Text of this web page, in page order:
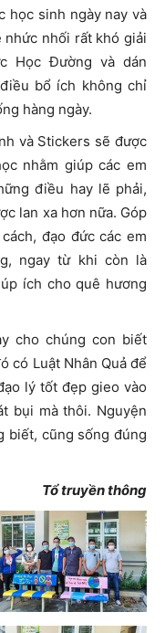
học sinh ngày nay và
nhối rất khó giải
Học Đường và dán
bổ ích không chỉ
hàng ngày.
và Stickers sẽ được
nhằm giúp các em
điều hay lẽ phải,
lan xa hơn nữa. Góp
đạo đức các em
ngay từ khi còn là
ích cho quê hương
cho chúng con biết
có Luật Nhân Quả để
lý tốt đẹp gieo vào
bụi mà thôi. Nguyện
biết, cũng sống đúng
Tổ truyền thông